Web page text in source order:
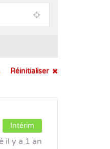
Réinitialiser
Intérim
il y a 1 an